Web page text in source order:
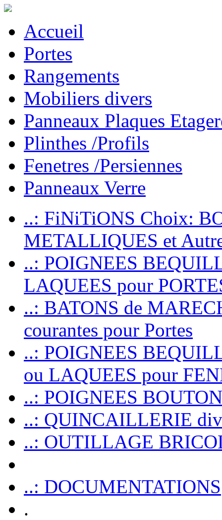
Accueil
Portes
Rangements
Mobiliers divers
Panneaux Plaques
Plinthes /Profils
Fenetres /Persiennes
Panneaux Verre
..: FiNiTiONS Choix:
METALLIQUES et
..: POIGNEES
LAQUEES pour
..: BATONS de
courantes pour Portes
..: POIGNEES
ou LAQUEES pour
..: POIGNEES
..: QUINCAILLERIE
..: OUTILLAGE
..: DOCUMENTATIONS
.